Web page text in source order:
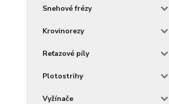
Snehové frézy
Krovinorezy
Reťazové píly
Plotostrihy
Vyžínače